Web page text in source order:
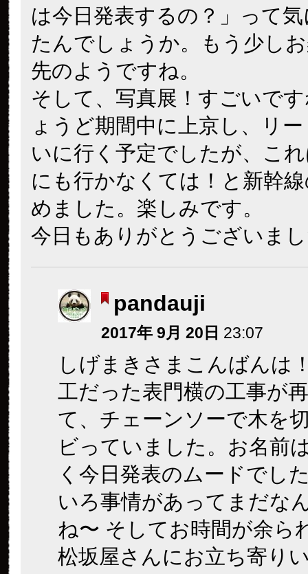
は今日発表するの？」って
たんでしょうか。もう少し
先のようですね。
そして、写真展！すごいで
ょうど期間中に上京し、リ
いに行く予定でしたが、こ
にも行かなくては！と新幹
めました。楽しみです。
今日もありがとうございま
pandauji
2017年 9月 20日 23:07
しげまきさまこんばんは
工だった表門横の工事が
て、チェーンソーで木を
ビっていました。お名前
く今日発表のムードでし
いろ事情があってまだな
ね〜 そしてお時間が余ら
松坂屋さんにお立ち寄り